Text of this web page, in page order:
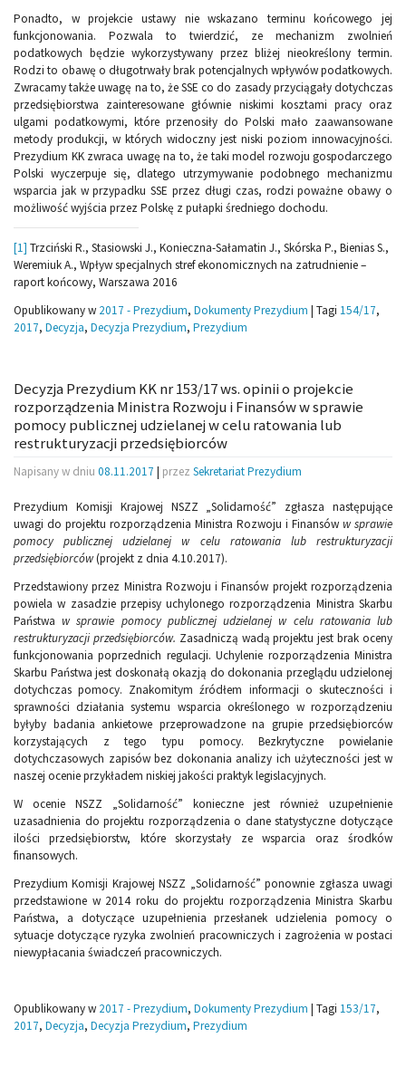
Ponadto, w projekcie ustawy nie wskazano terminu końcowego jej
funkcjonowania. Pozwala to twierdzić, ze mechanizm zwolnień
podatkowych będzie wykorzystywany przez bliżej nieokreślony termin.
Rodzi to obawę o długotrwały brak potencjalnych wpływów podatkowych.
Zwracamy także uwagę na to, że SSE co do zasady przyciągały dotychczas
przedsiębiorstwa zainteresowane głównie niskimi kosztami pracy oraz
ulgami podatkowymi, które przenosiły do Polski mało zaawansowane
metody produkcji, w których widoczny jest niski poziom innowacyjności.
Prezydium KK zwraca uwagę na to, że taki model rozwoju gospodarczego
Polski wyczerpuje się, dlatego utrzymywanie podobnego mechanizmu
wsparcia jak w przypadku SSE przez długi czas, rodzi poważne obawy o
możliwość wyjścia przez Polskę z pułapki średniego dochodu.
[1] Trzciński R., Stasiowski J., Konieczna-Sałamatin J., Skórska P., Bienias S.,
Weremiuk A., Wpływ specjalnych stref ekonomicznych na zatrudnienie –
raport końcowy, Warszawa 2016
Opublikowany w 2017 - Prezydium, Dokumenty Prezydium | Tagi 154/17,
2017, Decyzja, Decyzja Prezydium, Prezydium
Decyzja Prezydium KK nr 153/17 ws. opinii o projekcie
rozporządzenia Ministra Rozwoju i Finansów w sprawie
pomocy publicznej udzielanej w celu ratowania lub
restrukturyzacji przedsiębiorców
Napisany w dniu 08.11.2017 | przez Sekretariat Prezydium
Prezydium Komisji Krajowej NSZZ „Solidarność” zgłasza następujące
uwagi do projektu rozporządzenia Ministra Rozwoju i Finansów w sprawie
pomocy publicznej udzielanej w celu ratowania lub restrukturyzacji
przedsiębiorców(projekt z dnia 4.10.2017).
Przedstawiony przez Ministra Rozwoju i Finansów projekt rozporządzenia
powiela w zasadzie przepisy uchylonego rozporządzenia Ministra Skarbu
Państwa w sprawie pomocy publicznej udzielanej w celu ratowania lub
restrukturyzacji przedsiębiorców. Zasadniczą wadą projektu jest brak oceny
funkcjonowania poprzednich regulacji. Uchylenie rozporządzenia Ministra
Skarbu Państwa jest doskonałą okazją do dokonania przeglądu udzielonej
dotychczas pomocy. Znakomitym źródłem informacji o skuteczności i
sprawności działania systemu wsparcia określonego w rozporządzeniu
byłyby badania ankietowe przeprowadzone na grupie przedsiębiorców
korzystających z tego typu pomocy. Bezkrytyczne powielanie
dotychczasowych zapisów bez dokonania analizy ich użyteczności jest w
naszej ocenie przykładem niskiej jakości praktyk legislacyjnych.
W ocenie NSZZ „Solidarność” konieczne jest również uzupełnienie
uzasadnienia do projektu rozporządzenia o dane statystyczne dotyczące
ilości przedsiębiorstw, które skorzystały ze wsparcia oraz środków
finansowych.
Prezydium Komisji Krajowej NSZZ „Solidarność” ponownie zgłasza uwagi
przedstawione w 2014 roku do projektu rozporządzenia Ministra Skarbu
Państwa, a dotyczące uzupełnienia przesłanek udzielenia pomocy o
sytuacje dotyczące ryzyka zwolnień pracowniczych i zagrożenia w postaci
niewypłacania świadczeń pracowniczych.
Opublikowany w 2017 - Prezydium, Dokumenty Prezydium | Tagi 153/17,
2017, Decyzja, Decyzja Prezydium, Prezydium